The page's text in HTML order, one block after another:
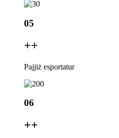
05
++
Pajjiż esportatur
06
++